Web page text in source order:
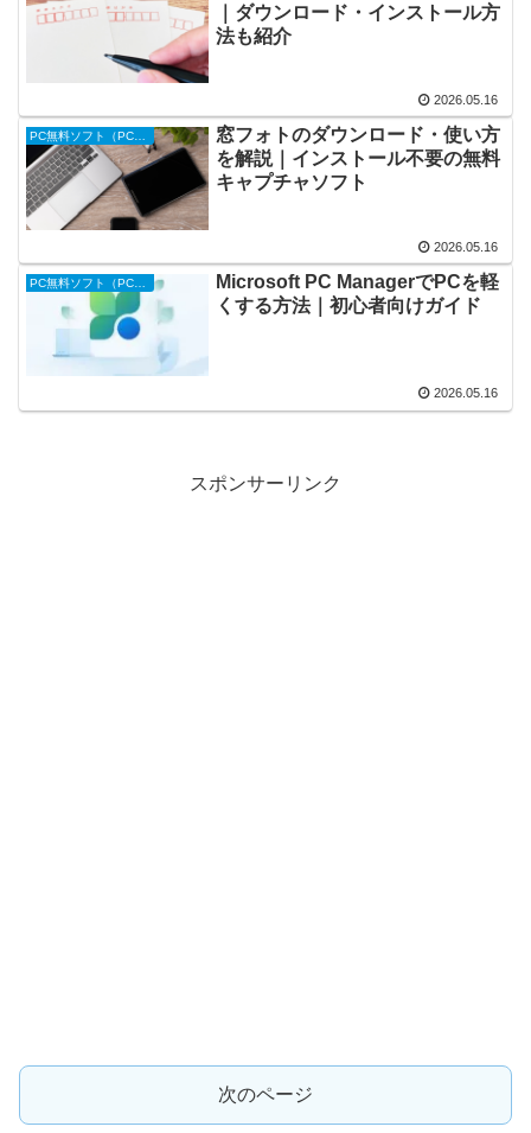
｜ダウンロード・インストール方
法も紹介
2026.05.16
PC無料ソフト（PC便利ツール）
窓フォトのダウンロード・使い方
を解説｜インストール不要の無料
キャプチャソフト
2026.05.16
Microsoft PC ManagerでPCを軽
くする方法｜初心者向けガイド
2026.05.16
スポンサーリンク
次のページ